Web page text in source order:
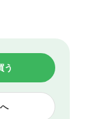
う